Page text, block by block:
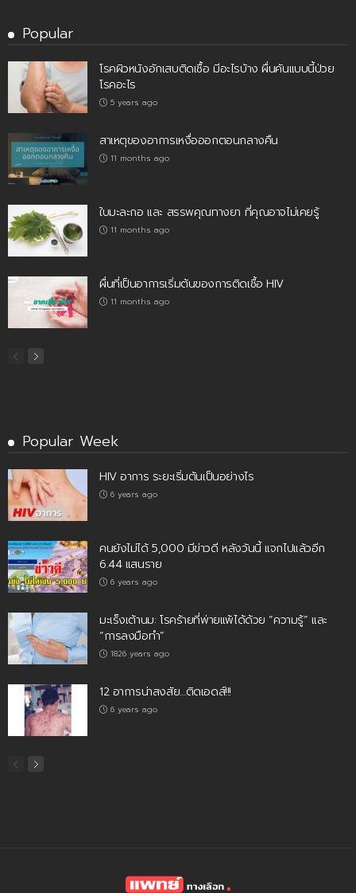
Popular
โรคผิวหนังอักเสบติดเชื้อ มีอะไรบ้าง ผื่นคันแบบนี้ป่วย
โรคอะไร
5 years ago
สาเหตุของอาการเหงื่อออกตอนกลางคืน
11 months ago
ใบมะละกอ และ สรรพคุณทางยา ที่คุณอาจไม่เคยรู้
11 months ago
ผื่นที่เป็นอาการเริ่มต้นของการติดเชื้อ HIV
11 months ago
Popular Week
HIV อาการ ระยะเริ่มต้นเป็นอย่างไร
6 years ago
คนยังไม่ได้ 5,000 มีข่าวดี หลังวันนี้ แจกไปแล้วอีก
6.44 แสนราย
6 years ago
มะเร็งเต้านม: โรคร้ายที่พ่ายแพ้ได้ด้วย “ความรู้” และ
“การลงมือทำ”
1826 years ago
12 อาการน่าสงสัย…ติดเอดส์!!!
6 years ago